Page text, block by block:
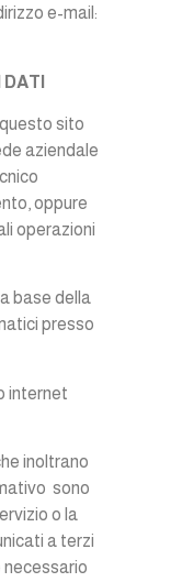
e-mail:
sito
aziendale
oppure
operazioni
base della
presso
internet
inoltrano
sono
o la
a terzi
necessario